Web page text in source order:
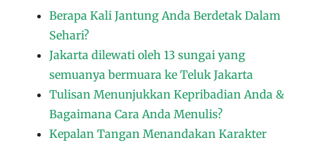
Berapa Kali Jantung Anda Berdetak Dalam
Sehari?
Jakarta dilewati oleh 13 sungai yang
semuanya bermuara ke Teluk Jakarta
Tulisan Menunjukkan Kepribadian Anda &
Bagaimana Cara Anda Menulis?
Kepalan Tangan Menandakan Karakter